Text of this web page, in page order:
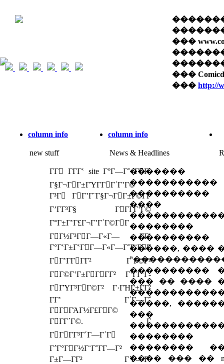
���
�������
���
��� http://
column info
new stuff
ΓΓ ΓΓ­Γʽ site Γ°Γ―Γ΅ ΓΓ­
Γ§Γ¬ΓΓ±ΓΎΓ­ΓΓ΄ΓʽΓ©
Γ³Γ ΓΓʽΓ¨Γ§Γ¬ΓΓ±Γ©Γ­Γ
ΓʼΓΓ³Γ§ ΓΓΓ­ΓʽΓ©
Γ°Γ±ΓʽΓ£Γ¬ΓʽΓ΄Γ©ΓΓ
ΓΓ½Γ³ΓΓ―Γ«Γ― Γ­Γʽ
Γ°ΓʽΓ±ΓʽΓΓ―Γ«Γ―Γ΅Γ¨ΓΓ
ΓΓʽΓ­ΓΓΓ² Γ΄Γ©Γ²
ΓΓ©ΓʽΓ±ΓΓΓΓ² ΓʽΓ­ΓʽΓ­
ΓΓΎΓ³ΓΓ©Γ² Γ·ΓΉΓ±ΓΓ²
Γ­Γʽ Γ΄Γ―Γ΅
ΓΓΓΆΓ½Γ£ΓΓ©
ΓΓΓ΄Γ©. Γ
ΓΓΓΓ³Γ΄Γ―Γ΄Γ
Γ΅Γ°ΓΓ½Γ¨Γ΅Γ­Γ―Γ²
Γ±Γ―ΓΓ² Γ΄Γ―Γ΅
column info
News & Headlines
�������
�����������
����������
����
��������
����������
������, ����
����������
��� �� ����
�����,
���
��������
��������
���� ��� ��